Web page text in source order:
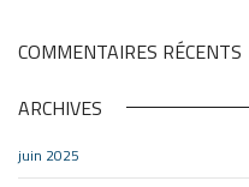
COMMENTAIRES RÉCENTS
ARCHIVES
juin 2025